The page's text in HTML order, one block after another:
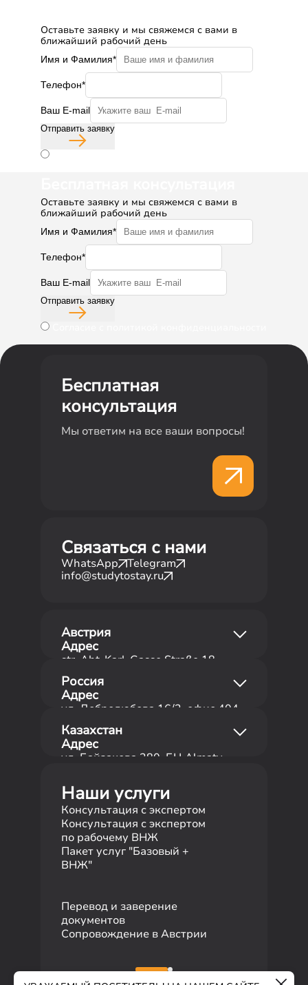
Оставьте заявку и мы свяжемся с вами в
ближайший рабочий день
Имя и Фамилия*
Телефон*
Ваш E-mail
Отправить заявку
Оставьте заявку и мы свяжемся с вами в
ближайший рабочий день
Имя и Фамилия*
Телефон*
Ваш E-mail
Отправить заявку
Австрия
Адрес
str. Abt-Karl-Gasse Straße 18,
офис 8a
1180 Вена, Австрия
+43 681 10116726
Россия
Адрес
ул. Добролюбова 16/2, офис 404,
3 этаж
620014 Екатеринбург,
Российская Федерация
Казахстан
Адрес
ул. Байзакова 280, БЦ Almaty
050040 Алматы, Республика
Казахстан
Телефон
+7 727 310 14 79
Наши услуги
Консультация с экспертом
Консультация с экспертом
по рабочему ВНЖ
Пакет услуг "Базовый +
ВНЖ"
Перевод и заверение
документов
Сопровождение в Австрии
Бесплатная
консультация
Мы ответим на все ваши вопросы!
Связаться с нами
WhatsApp
Telegram
info@studytostay.ru